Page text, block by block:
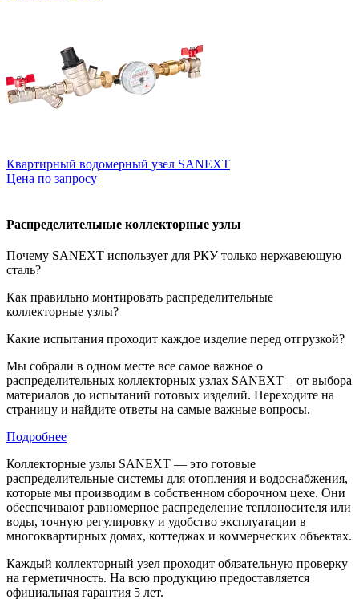
Квартирный водомерный узел SANEXT
Цена по запросу
Распределительные коллекторные узлы
Почему SANEXT использует для РКУ только нержавеющую
сталь?
Как правильно монтировать распределительные
коллекторные узлы?
Какие испытания проходит каждое изделие перед отгрузкой?
Мы собрали в одном месте все самое важное о
распределительных коллекторных узлах SANEXT – от выбора
материалов до испытаний готовых изделий. Переходите на
страницу и найдите ответы на самые важные вопросы.
Подробнее
Коллекторные узлы SANEXT — это готовые
распределительные системы для отопления и водоснабжения,
которые мы производим в собственном сборочном цехе. Они
обеспечивают равномерное распределение теплоносителя или
воды, точную регулировку и удобство эксплуатации в
многоквартирных домах, коттеджах и коммерческих объектах.
Каждый коллекторный узел проходит обязательную проверку
на герметичность. На всю продукцию предоставляется
официальная гарантия 5 лет.